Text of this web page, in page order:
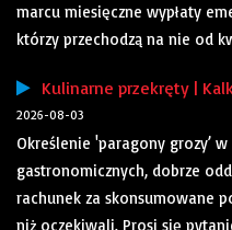
marcu miesięczne wypłaty
którzy przechodzą na nie od
Kulinarne przekręty |
2026-08-03
Określenie 'paragony grozy’
gastronomicznych, dobrze
rachunek za skonsumowane
niż oczekiwali. Prosi się